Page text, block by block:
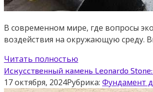
В современном мире, где вопросы
воздействия на окружающую среду.
Читать полностью
Искусственный камень Leonardo
17 октября, 2024Рубрика: Фундамент